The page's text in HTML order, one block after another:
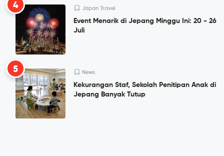
4 Japan Travel
Event Menarik di Jepang Minggu Ini: 20 - 26
Juli
5 News
Kekurangan Staf, Sekolah Penitipan Anak di
Jepang Banyak Tutup